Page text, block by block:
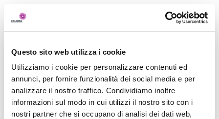
Questo sito web utilizza i cookie
Utilizziamo i cookie per personalizzare contenuti ed
annunci, per fornire funzionalità dei social media e per
analizzare il nostro traffico. Condividiamo inoltre
informazioni sul modo in cui utilizzi il nostro sito con i
nostri partner che si occupano di analisi dei dati web,